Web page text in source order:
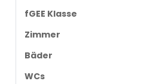
fGEE Klasse
Zimmer
Bäder
WCs